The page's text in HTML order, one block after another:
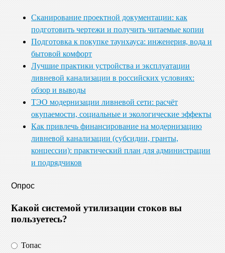
Сканирование проектной документации: как
подготовить чертежи и получить читаемые копии
Подготовка к покупке таунхауса: инженерия, вода и
бытовой комфорт
Лучшие практики устройства и эксплуатации
ливневой канализации в российских условиях:
обзор и выводы
ТЭО модернизации ливневой сети: расчёт
окупаемости, социальные и экологические эффекты
Как привлечь финансирование на модернизацию
ливневой канализации (субсидии, гранты,
концессии): практический план для администрации
и подрядчиков
Опрос
Какой системой утилизации стоков вы
пользуетесь?
Топас